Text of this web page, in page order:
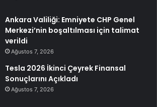
Ankara Valiliği: Emniyete CHP Genel
Merkezi’nin boşaltılması için talimat
verildi
Ağustos 7, 2026
Tesla 2026 İkinci Çeyrek Finansal
Sonuçlarını Açıkladı
Ağustos 7, 2026